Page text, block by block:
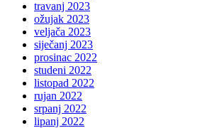
travanj 2023
ožujak 2023
veljača 2023
siječanj 2023
prosinac 2022
studeni 2022
listopad 2022
rujan 2022
srpanj 2022
lipanj 2022